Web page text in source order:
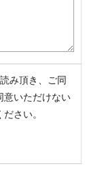
み頂き、ご同
意いただけない
さい。